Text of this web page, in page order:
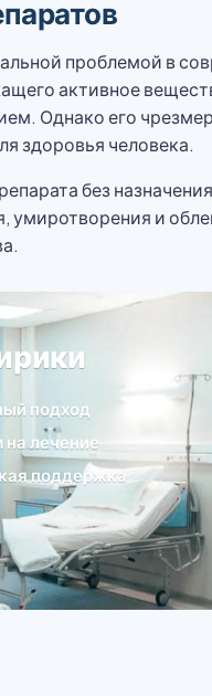
проблемой в
активное
Однако его
здоровья человека.
без
умиротворения и
подход
лечение
поддержка